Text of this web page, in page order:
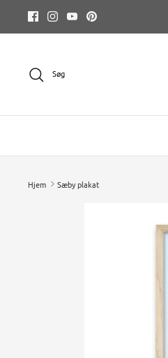
indhold
Søg
Hjem Sæby plakat